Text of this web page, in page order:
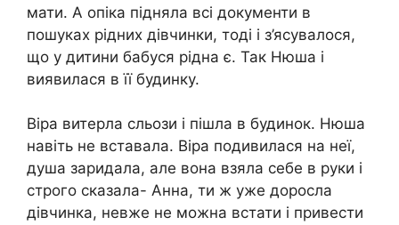
мати. А опіка підняла всі документи в
пошуках рідних дівчинки, тоді і з’ясувалося,
що у дитини бабуся рідна є. Так Нюша і
виявилася в її будинку.
Віра витерла сльози і пішла в будинок. Нюша
навіть не вставала. Віра подивилася на неї,
душа заридала, але вона взяла себе в руки і
строго сказала- Анна, ти ж уже доросла
дівчинка, невже не можна встати і привести